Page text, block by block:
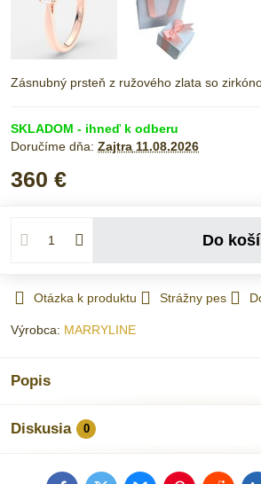
Zásnubný prsteň z ružového zlata so
SKLADOM - ihneď k odberu
Doručíme dňa: Zajtra 11.08.2026
360 €
Do
Otázka k produktu Strážny pes
Výrobca: MARRYLINE
Popis
Diskusia 0